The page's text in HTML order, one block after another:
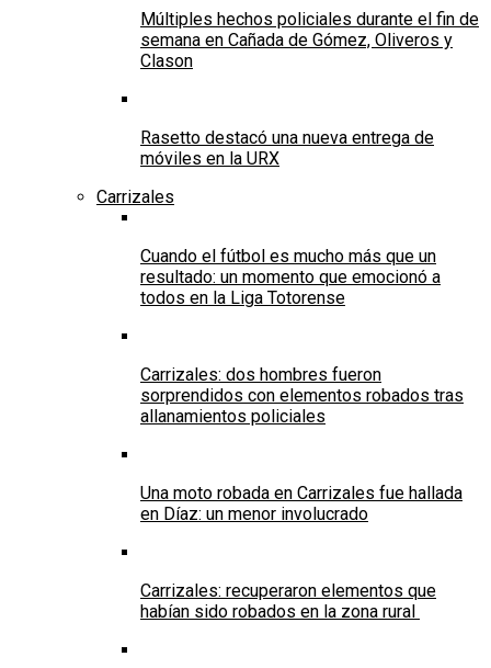
Múltiples hechos policiales durante el fin de
semana en Cañada de Gómez, Oliveros y
Clason
Rasetto destacó una nueva entrega de
móviles en la URX
Carrizales
Cuando el fútbol es mucho más que un
resultado: un momento que emocionó a
todos en la Liga Totorense
Carrizales: dos hombres fueron
sorprendidos con elementos robados tras
allanamientos policiales
Una moto robada en Carrizales fue hallada
en Díaz: un menor involucrado
Carrizales: recuperaron elementos que
habían sido robados en la zona rural